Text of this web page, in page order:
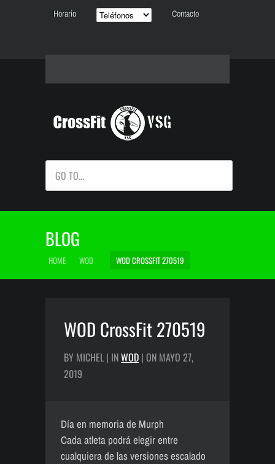
Horario Contacto
GO TO...
BLOG
HOME WOD WOD CROSSFIT 270519
WOD CrossFit 270519
BY MICHEL | INWOD | ON MAYO 27,
2019
Día en memoria de Murph
Cada atleta podrá elegir entre
cualquiera de las versiones escalado